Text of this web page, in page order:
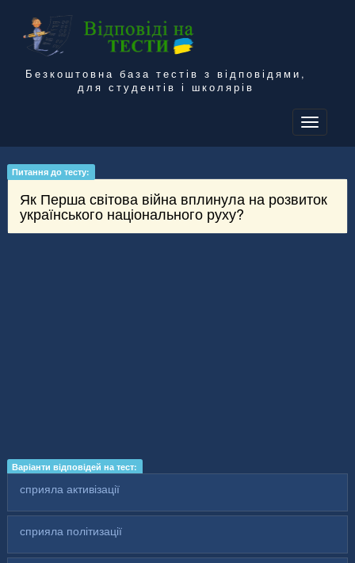
Безкоштовна база тестів з відповідями,
для студентів і школярів
Питання до тесту:
Як Перша світова війна вплинула на розвиток
українського національного руху?
Варіанти відповідей на тест:
сприяла активізації
сприяла політизації